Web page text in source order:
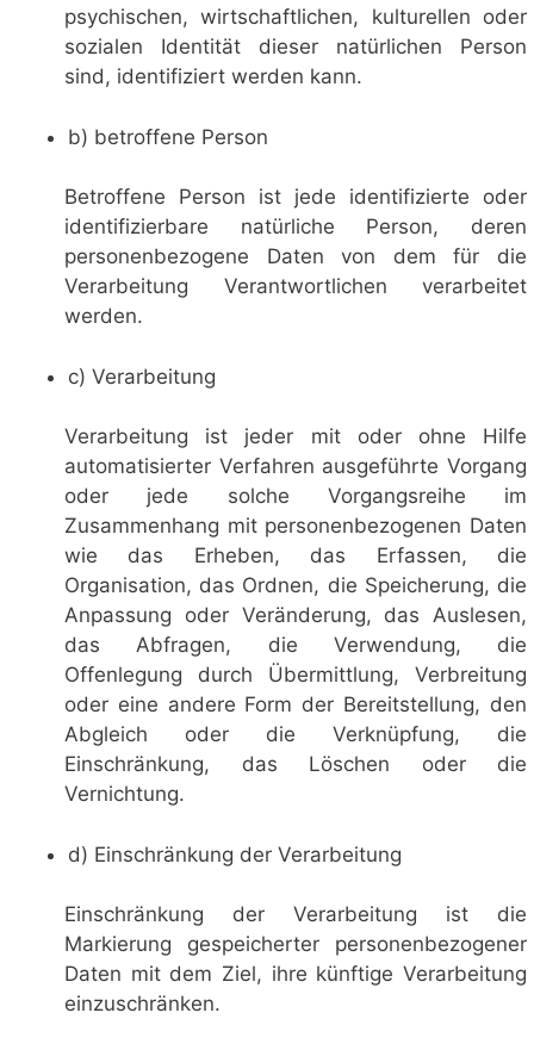
psychischen, wirtschaftlichen, kulturellen oder
sozialen Identität dieser natürlichen Person
sind, identifiziert werden kann.
b) betroffene Person
Betroffene Person ist jede identifizierte oder
identifizierbare natürliche Person, deren
personenbezogene Daten von dem für die
Verarbeitung Verantwortlichen verarbeitet
werden.
c) Verarbeitung
Verarbeitung ist jeder mit oder ohne Hilfe
automatisierter Verfahren ausgeführte Vorgang
oder jede solche Vorgangsreihe im
Zusammenhang mit personenbezogenen Daten
wie das Erheben, das Erfassen, die
Organisation, das Ordnen, die Speicherung, die
Anpassung oder Veränderung, das Auslesen,
das Abfragen, die Verwendung, die
Offenlegung durch Übermittlung, Verbreitung
oder eine andere Form der Bereitstellung, den
Abgleich oder die Verknüpfung, die
Einschränkung, das Löschen oder die
Vernichtung.
d) Einschränkung der Verarbeitung
Einschränkung der Verarbeitung ist die
Markierung gespeicherter personenbezogener
Daten mit dem Ziel, ihre künftige Verarbeitung
einzuschränken.